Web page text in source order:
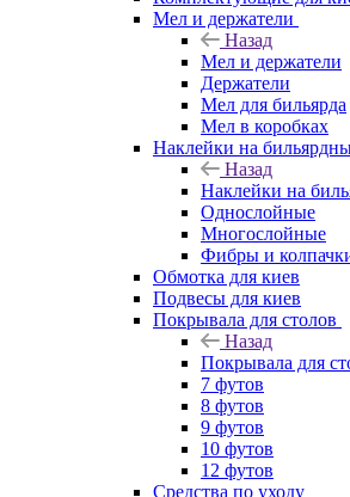
Мел и держатели
Назад
Мел и держатели
Держатели
Мел для бильярда
Мел в коробках
Наклейки на
Назад
Наклейки на
Однослойные
Многослойные
Фибры и
Обмотка для киев
Подвесы для киев
Покрывала для столов
Назад
Покрывала для
7 футов
8 футов
9 футов
10 футов
12 футов
Средства по уходу